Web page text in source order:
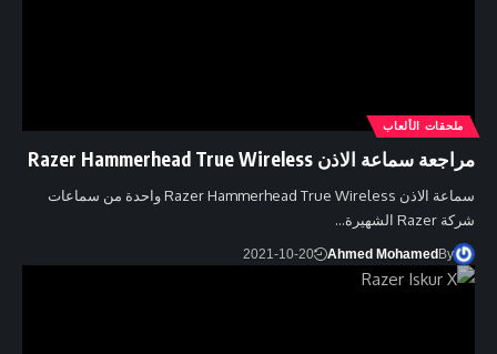
ملحقات الألعاب
مراجعة سماعة الاذن Razer Hammerhead True Wireless
سماعة الاذن Razer Hammerhead True Wireless واحدة من سماعات
شركة Razer الشهيرة…
By
Ahmed Mohamed
2021-10-20